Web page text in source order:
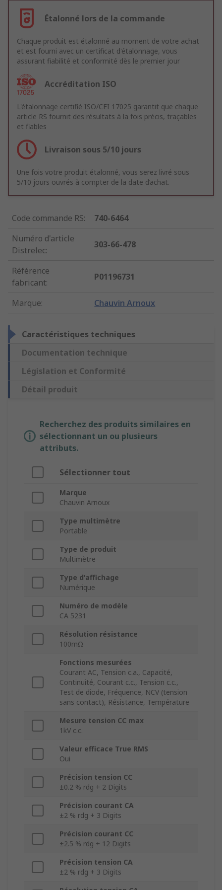
Étalonné lors de la commande
Chaque produit est étalonné au moment de votre achat
et est fourni avec un certificat d'étalonnage, vous
assurant fiabilité et conformité dès le premier jour
Accréditation ISO
L'étalonnage certifié ISO/CEI 17025 garantit que chaque
article RS fournit des résultats à la fois précis, traçables
et fiables
Livraison sous 5/10 jours
Une fois votre produit étalonné, vous serez livré sous
5/10 jours ouvrés à compter de la date d’achat.
Code commande RS:
740-6464
Numéro d'article
Distrelec:
303-66-478
Référence
fabricant:
P01196731
Marque: Chauvin Arnoux
Caractéristiques techniques
Documentation technique
Législation et Conformité
Détail produit
Recherchez des produits similaires en
sélectionnant un ou plusieurs
attributs.
Sélectionner tout
Marque
Chauvin Arnoux
Type multimètre
Portable
Type de produit
Multimètre
Type d'affichage
Numérique
Numéro de modèle
CA 5231
Résolution résistance
100mΩ
Fonctions mesurées
Courant AC, Tension c.a., Capacité,
Continuité, Courant c.c., Tension c.c.,
Test de diode, Fréquence, NCV (tension
sans contact), Résistance, Température
Mesure tension CC max
1kV c.c.
Valeur efficace True RMS
Oui
Précision tension CC
±0.2 % rdg + 2 Digits
Précision courant CA
±2 % rdg + 3 Digits
Précision courant CC
±2.5 % rdg + 12 Digits
Précision tension CA
±2 % rdg + 3 Digits